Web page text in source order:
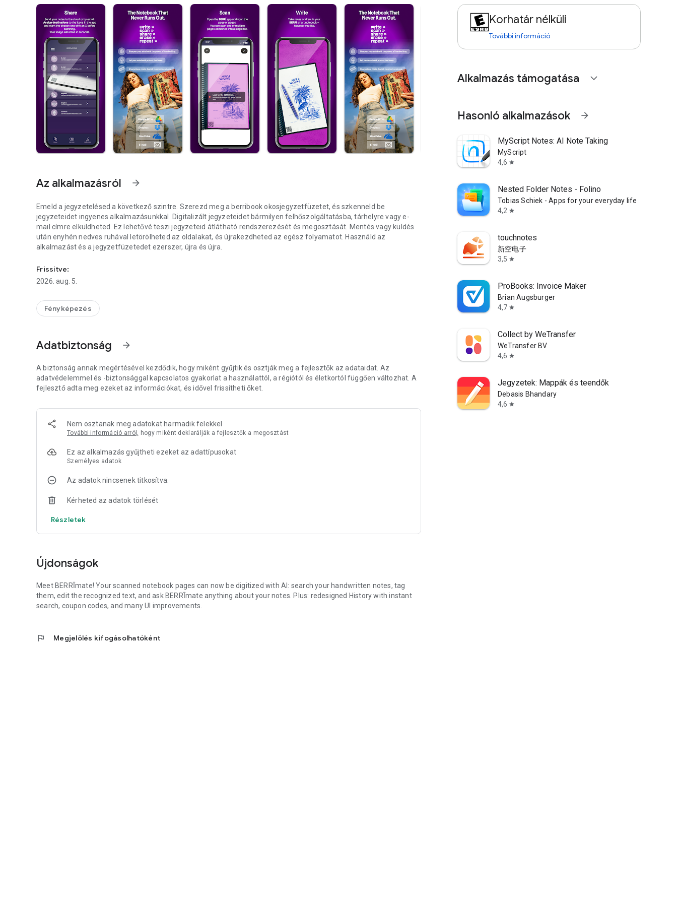
Az alkalmazásról arrow_forward
Emeld a jegyzetelésed a következő szintre. Szerezd meg a berribook okosjegyzetfüzetet, és szkenneld be
jegyzeteidet ingyenes alkalmazásunkkal. Digitalizált jegyzeteidet bármilyen felhőszolgáltatásba, tárhelyre vagy e-
mail címre elküldheted. Ez lehetővé teszi jegyzeteid átlátható rendszerezését és megosztását. Mentés vagy küldés
után enyhén nedves ruhával letörölheted az oldalakat, és újrakezdheted az egész folyamatot. Használd az
alkalmazást és a jegyzetfüzetedet ezerszer, újra és újra.
Frissítve:
2026. aug. 5.
Fényképezés
Adatbiztonság arrow_forward
A biztonság annak megértésével kezdődik, hogy miként gyűjtik és osztják meg a fejlesztők az adataidat. Az
adatvédelemmel és -biztonsággal kapcsolatos gyakorlat a használattól, a régiótól és életkortól függően változhat. A
fejlesztő adta meg ezeket az információkat, és idővel frissítheti őket.
Nem osztanak meg adatokat harmadik felekkel
További információ arról, hogy miként deklarálják a fejlesztők a megosztást
Ez az alkalmazás gyűjtheti ezeket az adattípusokat
Személyes adatok
Az adatok nincsenek titkosítva.
Kérheted az adatok törlését
Részletek
Újdonságok
Meet BERRĪmate! Your scanned notebook pages can now be digitized with AI: search your handwritten notes, tag
them, edit the recognized text, and ask BERRĪmate anything about your notes. Plus: redesigned History with instant
search, coupon codes, and many UI improvements.
flag Megjelölés kifogásolhatóként
Korhatár nélküli
További információ
Alkalmazás támogatása expand_more
Hasonló alkalmazások arrow_forward
MyScript Notes: AI Note Taking
MyScript
4,6 star
Nested Folder Notes - Folino
Tobias Schiek - Apps for your everyday life
4,2 star
touchnotes
新空电子
3,5 star
ProBooks: Invoice Maker
Brian Augsburger
4,7 star
Collect by WeTransfer
WeTransfer BV
4,6 star
Jegyzetek: Mappák és teendők
Debasis Bhandary
4,6 star